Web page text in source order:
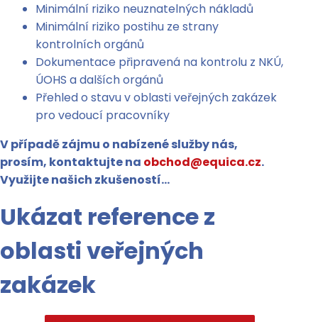
Minimální riziko neuznatelných nákladů
Minimální riziko postihu ze strany
kontrolních orgánů
Dokumentace připravená na kontrolu z NKÚ,
ÚOHS a dalších orgánů
Přehled o stavu v oblasti veřejných zakázek
pro vedoucí pracovníky
V případě zájmu o nabízené služby nás,
prosím, kontaktujte na obchod@equica.cz.
Využijte našich zkušeností…
Ukázat reference z
oblasti veřejných
zakázek